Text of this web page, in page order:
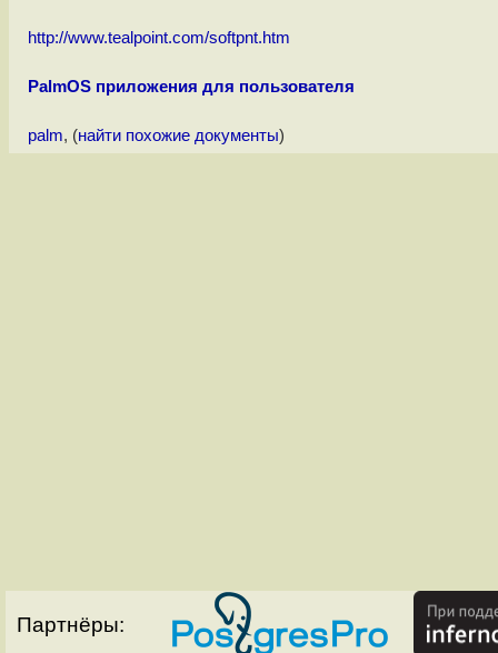
http://www.tealpoint.com/softpnt.htm
PalmOS приложения для пользователя
palm, (найти похожие документы)
Партнёры: